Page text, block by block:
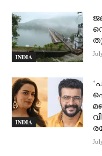
INDIA
INDIA